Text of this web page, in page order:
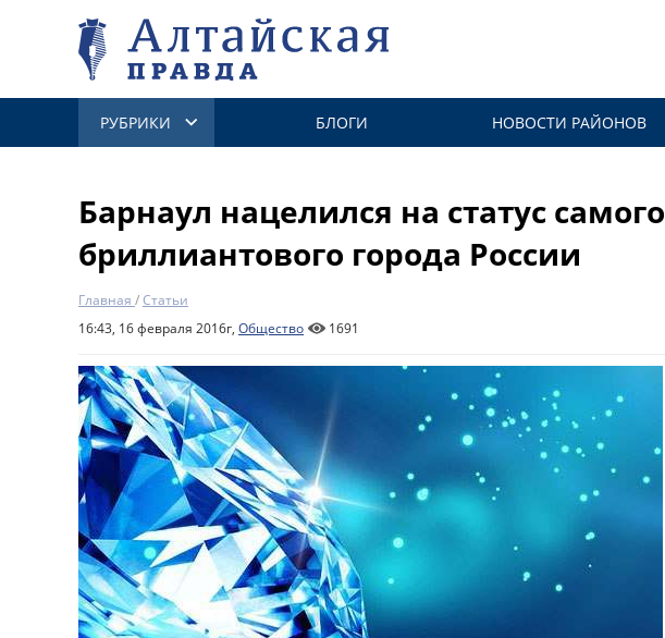
РУБРИКИ БЛОГИ НОВОСТИ РАЙОНОВ
Барнаул нацелился на статус самого
бриллиантового города России
Главная /Статьи
16:43, 16 февраля 2016г, Общество 1691